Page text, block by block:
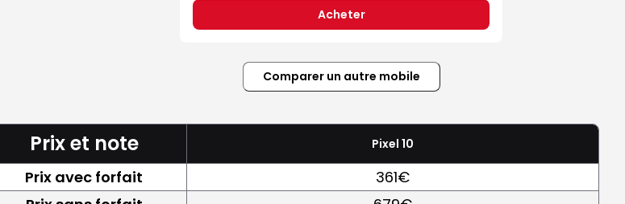
Acheter
Comparer un autre mobile
Prix et note Pixel 10
Prix avec forfait
361€